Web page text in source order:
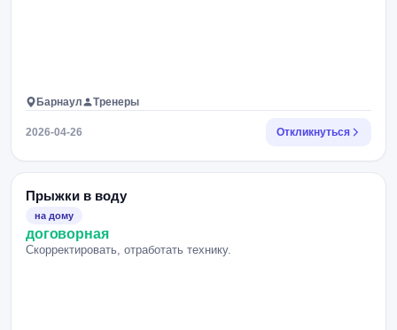
Барнаул Тренеры
2026-04-26 Откликнуться
Прыжки в воду
на дому
договорная
Скорректировать, отработать технику.